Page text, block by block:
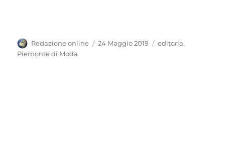
Autore
Redazione online
Pubblicato
24 Maggio 2019 Categorie
editoria,
Piemonte di Moda